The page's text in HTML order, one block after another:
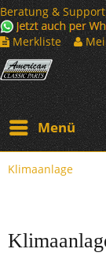
Beratung & Support
Merkliste
Menü
Klimaanlage